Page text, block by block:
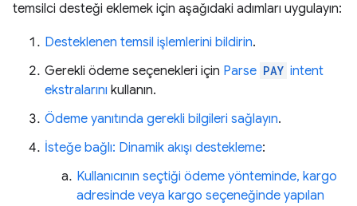
temsilci desteği eklemek için aşağıdaki adımları uygulayın:
Desteklenen temsil işlemlerini bildirin.
Gerekli ödeme seçenekleri için Parse PAY intent
ekstralarını kullanın.
Ödeme yanıtında gerekli bilgileri sağlayın.
İsteğe bağlı: Dinamik akışı destekleme:
Kullanıcının seçtiği ödeme yönteminde, kargo
adresinde veya kargo seçeneğinde yapılan